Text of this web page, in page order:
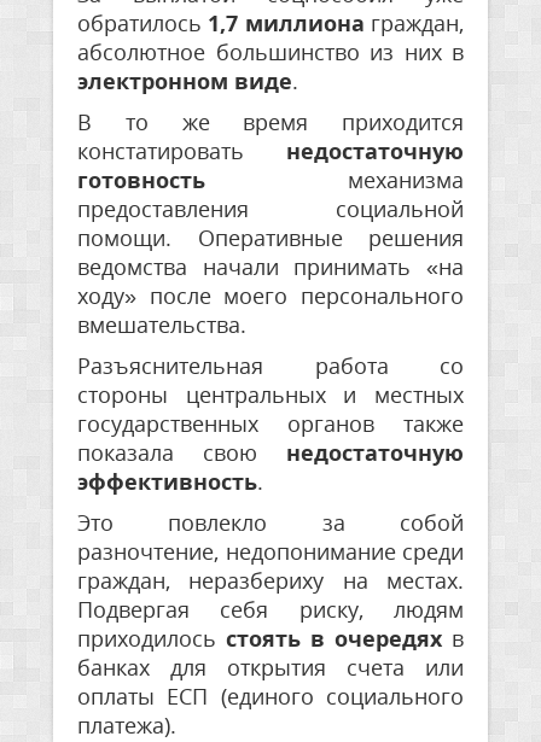
обратилось 1,7 миллиона граждан,
абсолютное большинство из них в
электронном виде.
В то же время приходится
констатировать недостаточную
готовность механизма
предоставления социальной
помощи. Оперативные решения
ведомства начали принимать «на
ходу» после моего персонального
вмешательства.
Разъяснительная работа со
стороны центральных и местных
государственных органов также
показала свою недостаточную
эффективность.
Это повлекло за собой
разночтение, недопонимание среди
граждан, неразбериху на местах.
Подвергая себя риску, людям
приходилось стоять в очередях в
банках для открытия счета или
оплаты ЕСП (единого социального
платежа).